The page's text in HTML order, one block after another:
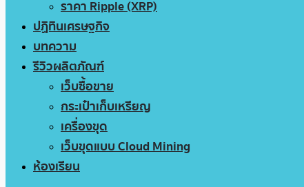
ราคา Ripple (XRP)
ปฏิทินเศรษฐกิจ
บทความ
รีวิวผลิตภัณฑ์
เว็บซื้อขาย
กระเป๋าเก็บเหรียญ
เครื่องขุด
เว็บขุดแบบ Cloud Mining
ห้องเรียน